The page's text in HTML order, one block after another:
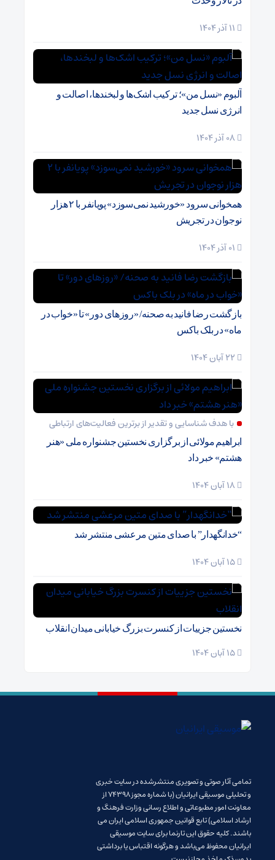
آلبوم «نسل من»؛ ترکیب اشک‌ها و لبخندها، اصالت و
انرژی نسل جدید
همخوانی سرود «خورشید نمی‌سوزد» پویانفر با ۲ هزار
نوجوان در تجریش
بازگشت رضا فانید به صحنه/ «روزهای دور» تا «خواب در
ماه» در بلک باکس
با هدف شناسایی و تقدیر از برترین فعالیت‌های ارتباطی
ابراهیم مولائی از برگزاری نخستین جشنواره ملی «هنر
هشتم» خبر داد
“خدانگهدار” با صدای متین مرعشی منتشر شد
نخستین جزییات از کنسرت بزرگ خیابانی میدان انقلاب
تمامی آثار صوتی و تصویری منتشرشده در سایت خبری
و تحلیلی موسیقی ایرانیان (با شماره مجوز 74398 از
معاونت امور مطبوعاتی و اطلاع رسانی وزارت فرهنگ و
ارشاد اسلامی) تابع قوانین جمهوری اسلامی ایران می
باشند. کلیه حقوق این تارنما برای سایت موسیقی
ایرانیان محفوظ می‌باشد و هرگونه اقتباس یا برداشتی